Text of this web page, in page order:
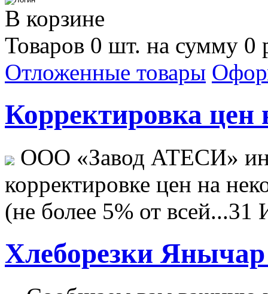
В корзине
Товаров 0 шт. на сумму 0
Отложенные товары
Корректировка цен
ООО «Завод АТЕСИ»
корректировке цен на
(не более 5% от всей...31
Хлеборезки Янычар